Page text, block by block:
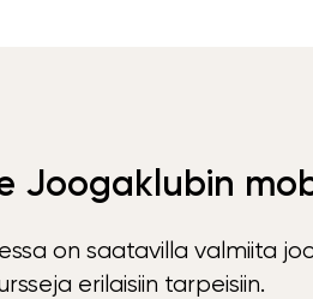
Joogaklubin
on saatavilla valmiita
erilaisiin tarpeisiin.